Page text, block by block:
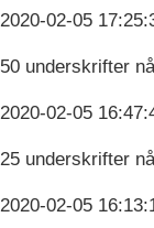
2020-02-05
50 underskrifter
2020-02-05
25 underskrifter
2020-02-05